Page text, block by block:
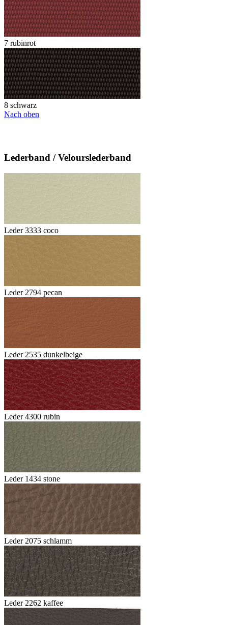
7 rubinrot
8 schwarz
Nach oben
Lederband / Velourslederband
Leder 3333 coco
Leder 2794 pecan
Leder 2535 dunkelbeige
Leder 4300 rubin
Leder 1434 stone
Leder 2075 schlamm
Leder 2262 kaffee